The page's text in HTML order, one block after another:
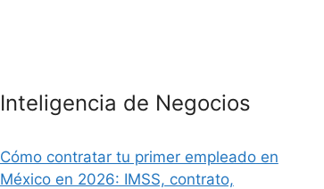
Inteligencia de Negocios
Cómo contratar tu primer empleado en
México en 2026: IMSS, contrato,